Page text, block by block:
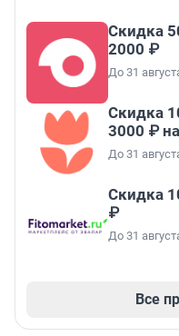
Скидка
2000 ₽
До 31
Скидка
3000 ₽
До 31
Скидка
₽
До 31
Все